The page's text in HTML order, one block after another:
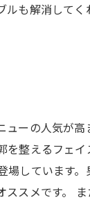
も解消して
ーの人気が
整えるフェ
しています
スメです。